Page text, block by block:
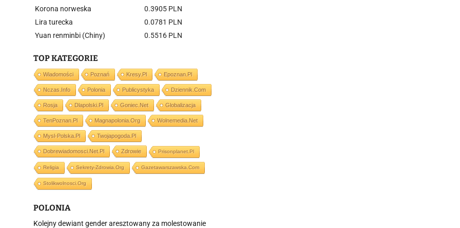
Korona norweska
0.3905 PLN
Lira turecka
0.0781 PLN
Yuan renminbi (Chiny)
0.5516 PLN
TOP KATEGORIE
Wiadomości Poznań Kresy.pl Epoznan.pl
Nczas.info Polonia Publicystyka Dziennik.com
Rosja Dlapolski.pl Goniec.net Globalizacja
TenPoznan.pl Magnapolonia.org Wolnemedia.net
Mysl-Polska.pl Twojapogoda.pl
Dobrewiadomosci.net.pl Zdrowie Prisonplanet.pl
Religia Sekrety-Zdrowia.org Gazetawarszawska.com
Stolikwolnosci.org
POLONIA
Kolejny dewiant gender aresztowany za molestowanie